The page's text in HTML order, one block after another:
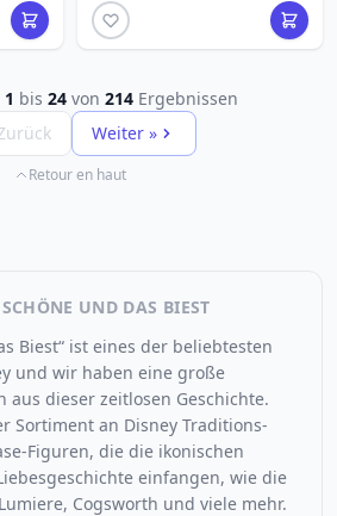
1 bis 24 von 214 Ergebnissen
Weiter »
Retour en haut
UND DAS BIEST
Biest“ ist eines der beliebtesten
und wir haben eine große
aus dieser zeitlosen Geschichte.
Sortiment an Disney Traditions-
Figuren, die die ikonischen
einfangen, wie die
Cogsworth und viele mehr.